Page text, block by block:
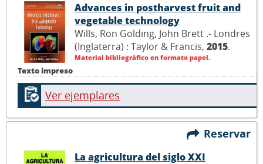
Texto impreso
Advances in postharvest fruit and
vegetable technology
Wills, Ron Golding, John Brett .- Londres
(Inglaterra) : Taylor & Francis, 2015.
Material bibliográfico en formato papel.
Ver ejemplares
Reservar
La agricultura del siglo XXI